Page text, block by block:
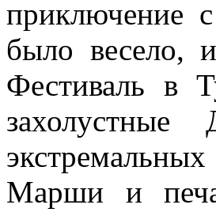
приключение
было весело,
Фестиваль в
Марши и